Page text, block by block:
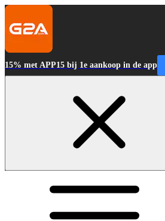
15% met APP15 bij 1e aankoop in de app